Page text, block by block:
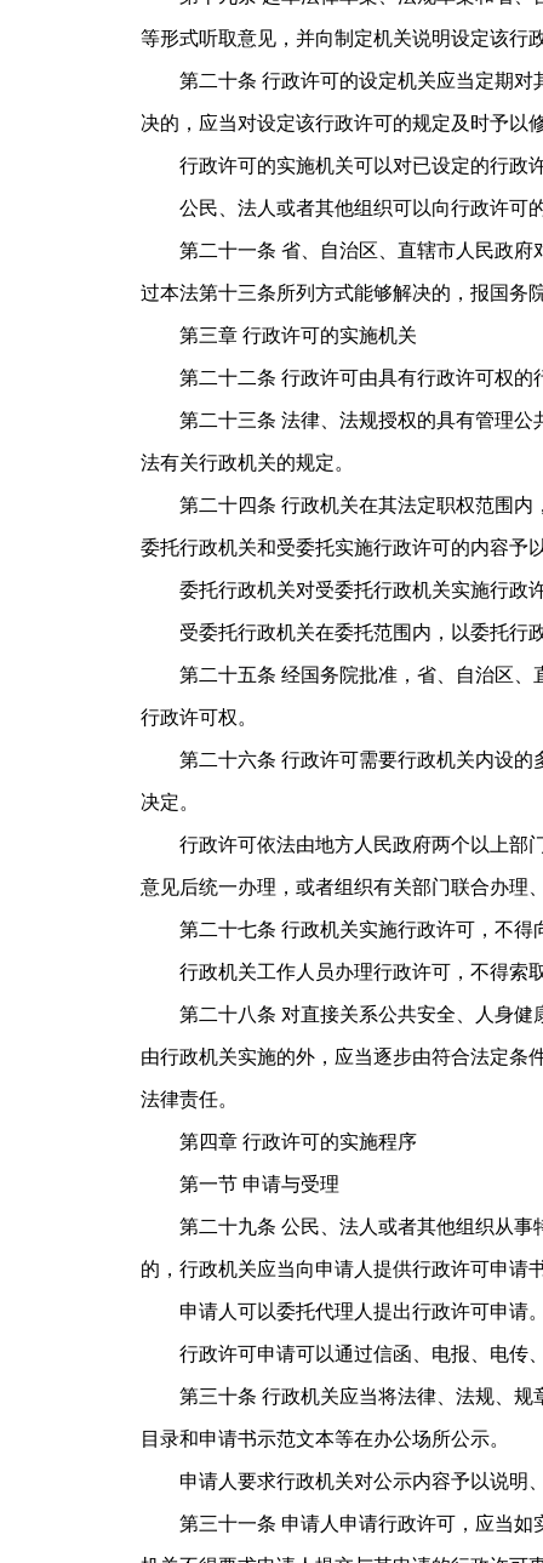
等形式听取意见，并向制定机关说明设定该行
第二十条 行政许可的设定机关应当定期对
决的，应当对设定该行政许可的规定及时予以
行政许可的实施机关可以对已设定的行政许
公民、法人或者其他组织可以向行政许可
第二十一条 省、自治区、直辖市人民政府
过本法第十三条所列方式能够解决的，报国
第三章 行政许可的实施机关
第二十二条 行政许可由具有行政许可权的
第二十三条 法律、法规授权的具有管理公
法有关行政机关的规定。
第二十四条 行政机关在其法定职权范围内
委托行政机关和受委托实施行政许可的内容予
委托行政机关对受委托行政机关实施行政
受委托行政机关在委托范围内，以委托行政
第二十五条 经国务院批准，省、自治区、
行政许可权。
第二十六条 行政许可需要行政机关内设的
决定。
行政许可依法由地方人民政府两个以上部门
意见后统一办理，或者组织有关部门联合办理
第二十七条 行政机关实施行政许可，不得
行政机关工作人员办理行政许可，不得索
第二十八条 对直接关系公共安全、人身健
由行政机关实施的外，应当逐步由符合法定条
法律责任。
第四章 行政许可的实施程序
第一节 申请与受理
第二十九条 公民、法人或者其他组织从事
的，行政机关应当向申请人提供行政许可申请
申请人可以委托代理人提出行政许可申请。
行政许可申请可以通过信函、电报、电传
第三十条 行政机关应当将法律、法规、规
目录和申请书示范文本等在办公场所公示。
申请人要求行政机关对公示内容予以说明
第三十一条 申请人申请行政许可，应当如